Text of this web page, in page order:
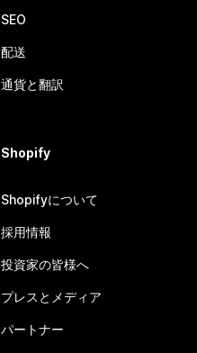
SEO
配送
通貨と翻訳
Shopify
Shopifyについて
採用情報
投資家の皆様へ
プレスとメディア
パートナー